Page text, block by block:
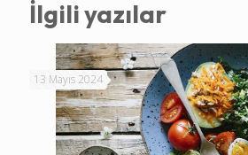
İlgili yazılar
13 Mayıs 2024